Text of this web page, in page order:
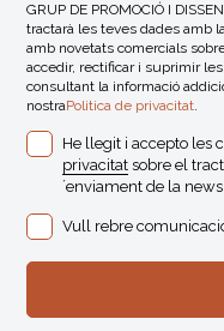
GRUP DE PROMOCIÓ I
tractarà les teves dades amb
amb novetats comercials
accedir, rectificar i suprimir
consultant la informació
nostraPolitica de privacitat.
He llegit i accepto les
privacitat sobre el
´enviament de la
Vull rebre